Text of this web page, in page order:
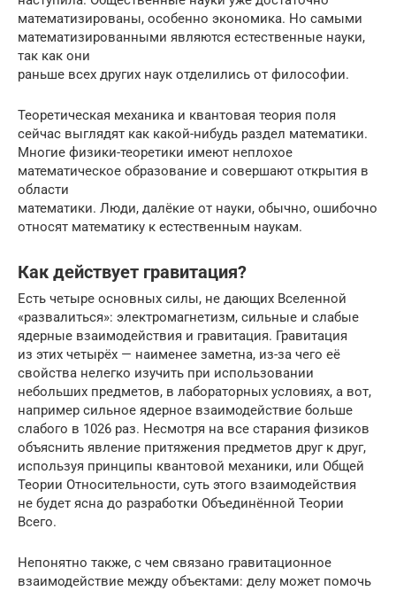
математизированы, особенно экономика. Но самыми
математизированными являются естественные науки,
так как они
раньше всех других наук отделились от философии.
Теоретическая механика и квантовая теория поля
сейчас выглядят как какой-нибудь раздел математики.
Многие физики-теоретики имеют неплохое
математическое образование и совершают открытия в
области
математики. Люди, далёкие от науки, обычно, ошибочно
относят математику к естественным наукам.
Как действует гравитация?
Есть четыре основных силы, не дающих Вселенной
«развалиться»: электромагнетизм, сильные и слабые
ядерные взаимодействия и гравитация. Гравитация
из этих четырёх — наименее заметна, из-за чего её
свойства нелегко изучить при использовании
небольших предметов, в лабораторных условиях, а вот,
например сильное ядерное взаимодействие больше
слабого в 1026 раз. Несмотря на все старания физиков
объяснить явление притяжения предметов друг к друг,
используя принципы квантовой механики, или Общей
Теории Относительности, суть этого взаимодействия
не будет ясна до разработки Объединённой Теории
Всего.
Непонятно также, с чем связано гравитационное
взаимодействие между объектами: делу может помочь